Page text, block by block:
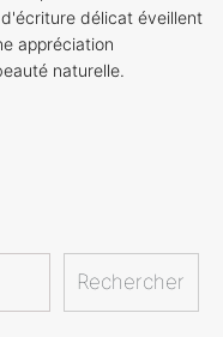
délicat éveillent
appréciation
naturelle.
Rechercher